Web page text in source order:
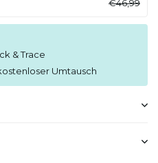
€46,99
& Trace
Umtausch